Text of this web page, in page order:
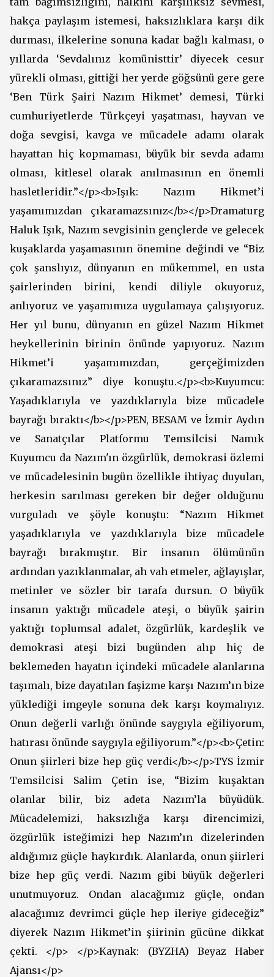
hakça paylaşım istemesi, haksızlıklara karşı dik
durması, ilkelerine sonuna kadar bağlı kalması, o
yıllarda ‘Sevdalınız komünisttir’ diyecek cesur
yürekli olması, gittiği her yerde göğsünü gere gere
‘Ben Türk Şairi Nazım Hikmet’ demesi, Türki
cumhuriyetlerde Türkçeyi yaşatması, hayvan ve
doğa sevgisi, kavga ve mücadele adamı olarak
hayattan hiç kopmaması, büyük bir sevda adamı
olması, kitlesel olarak anılmasının en önemli
hasletleridir.”</p><b>Işık: Nazım Hikmet’i
yaşamımızdan çıkaramazsınız</b></p>Dramaturg
Haluk Işık, Nazım sevgisinin gençlerde ve gelecek
kuşaklarda yaşamasının önemine değindi ve “Biz
çok şanslıyız, dünyanın en mükemmel, en usta
şairlerinden birini, kendi diliyle okuyoruz,
anlıyoruz ve yaşamımıza uygulamaya çalışıyoruz.
Her yıl bunu, dünyanın en güzel Nazım Hikmet
heykellerinin birinin önünde yapıyoruz. Nazım
Hikmet’i yaşamımızdan, gerçeğimizden
çıkaramazsınız” diye konuştu.</p><b>Kuyumcu:
Yaşadıklarıyla ve yazdıklarıyla bize mücadele
bayrağı bıraktı</b></p>PEN, BESAM ve İzmir Aydın
ve Sanatçılar Platformu Temsilcisi Namık
Kuyumcu da Nazım'ın özgürlük, demokrasi özlemi
ve mücadelesinin bugün özellikle ihtiyaç duyulan,
herkesin sarılması gereken bir değer olduğunu
vurguladı ve şöyle konuştu: “Nazım Hikmet
yaşadıklarıyla ve yazdıklarıyla bize mücadele
bayrağı bırakmıştır. Bir insanın ölümünün
ardından yazıklanmalar, ah vah etmeler, ağlayışlar,
metinler ve sözler bir tarafa dursun. O büyük
insanın yaktığı mücadele ateşi, o büyük şairin
yaktığı toplumsal adalet, özgürlük, kardeşlik ve
demokrasi ateşi bizi bugünden alıp hiç de
beklemeden hayatın içindeki mücadele alanlarına
taşımalı, bize dayatılan faşizme karşı Nazım’ın bize
yüklediği imgeyle sonuna dek karşı koymalıyız.
Onun değerli varlığı önünde saygıyla eğiliyorum,
hatırası önünde saygıyla eğiliyorum.”</p><b>Çetin:
Onun şiirleri bize hep güç verdi</b></p>TYS İzmir
Temsilcisi Salim Çetin ise, “Bizim kuşaktan
olanlar bilir, biz adeta Nazım’la büyüdük.
Mücadelemizi, haksızlığa karşı direncimizi,
özgürlük isteğimizi hep Nazım’ın dizelerinden
aldığımız güçle haykırdık. Alanlarda, onun şiirleri
bize hep güç verdi. Nazım gibi büyük değerleri
unutmuyoruz. Ondan alacağımız güçle, ondan
alacağımız devrimci güçle hep ileriye gideceğiz”
diyerek Nazım Hikmet’in şiirinin gücüne dikkat
çekti. </p> </p>Kaynak: (BYZHA) Beyaz Haber
Ajansı</p>